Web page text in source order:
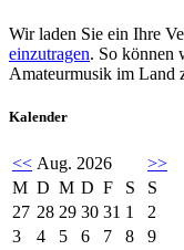
Wir laden Sie ein Ihre
einzutragen. So können
Amateurmusik im Land
Kalender
<< Aug. 2026
>>
M D M D F S
S
27 28 29 30 31 1
2
3
4 5 6 7 8
9